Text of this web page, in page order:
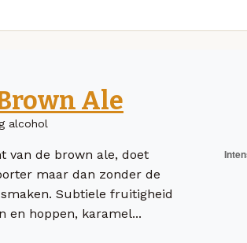
Ale
alcohol
van de brown ale, doet
maar dan zonder de
Subtiele fruitigheid
en hoppen, karamel...